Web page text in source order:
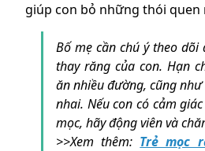
giúp con bỏ những thói quen
Bố mẹ cần chú ý theo
thay răng của con. Hạn
ăn nhiều đường, cũng
nhai. Nếu con có cảm
mọc, hãy động viên và
>>Xem thêm: Trẻ mọc